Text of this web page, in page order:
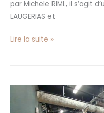
par Michele RIML, il s’agit
LAUGERIAS et
Lire la suite »
MPAA